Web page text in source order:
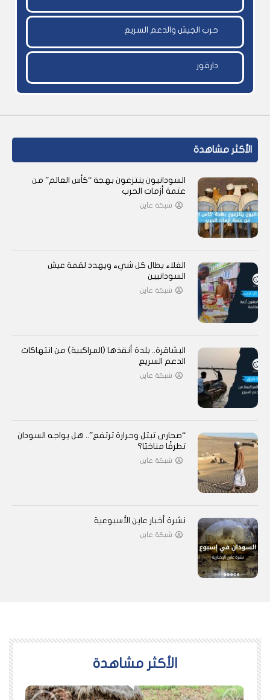
حرب الجيش والدعم السريع
دارفور
الأكثر مشاهدة
السودانيون ينتزعون بهجة “كأس العالم” من
عتمة أزمات الحرب
شبكة عاين
الغلاء يطال كل شيء ويهدد لقمة عيش
السودانيين
شبكة عاين
البشاقرة.. بلدة أنقذها (المراكبية) من انتهاكات
الدعم السريع
شبكة عاين
“صحارى تبتل وحرارة ترتفع”.. هل يواجه السودان
تطرفًا مناخيًا؟
شبكة عاين
نشرة أخبار عاين الأسبوعية
شبكة عاين
اﻷكثر مشاهدة